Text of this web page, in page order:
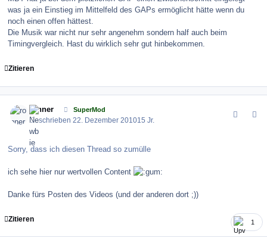
was ja ein Einstieg im Mittelfeld des GAPs ermöglicht hätte wenn du
noch einen offen hättest.
Die Musik war nicht nur sehr angenehm sondern half auch beim
Timingvergleich. Hast du wirklich sehr gut hinbekommen.
Zitieren
ronner SuperMod
Geschrieben22. Dezember 201015 Jr.
Sorry, dass ich diesen Thread so zumülle
ich sehe hier nur wertvollen Content
Danke fürs Posten des Videos (und der anderen dort ;))
Zitieren 1